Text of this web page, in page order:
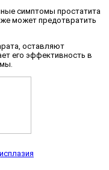
симптомы простатита
может предотвратить
оставляют
его эффективность в